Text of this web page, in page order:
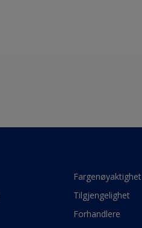
Fargenøyaktighet
Tilgjengelighet
Forhandlere